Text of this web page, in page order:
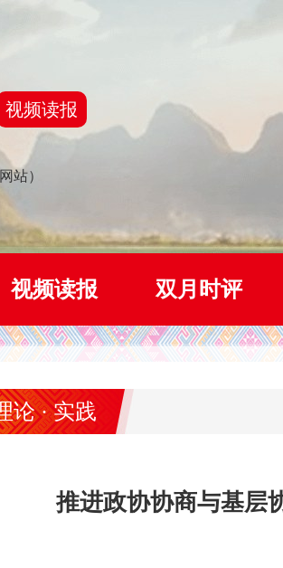
视频读报
站）
视频读报 双月时评
论 · 实践
推进政协协商与基